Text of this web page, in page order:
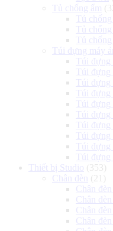
Tủ chống ẩm
Tủ
Tủ
Tủ
Túi đựng máy
Túi
Túi đựng
Túi
Túi
Túi
Túi
Túi đựng
Túi đựng
Túi đựng
Túi
Thiết bị Studio (353)
Chân đèn
(21)
Chân đèn
Chân
Chân đèn
Chân